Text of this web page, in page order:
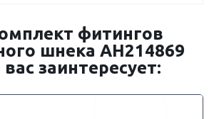
фитингов
шнека AH214869
заинтересует: